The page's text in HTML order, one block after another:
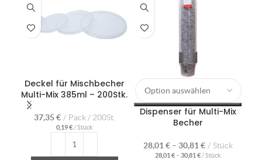
Deckel für Mischbecher
Multi-Mix 385ml – 200Stk.
37,35€ Pack / 200St.
0,19€/Stück
Dispenser für Multi-Mix
Becher
28,01 €– 30,81 € Stück
28,01 €–30,81 €/Stück